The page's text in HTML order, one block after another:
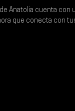
Anatolia cuenta con
que conecta con